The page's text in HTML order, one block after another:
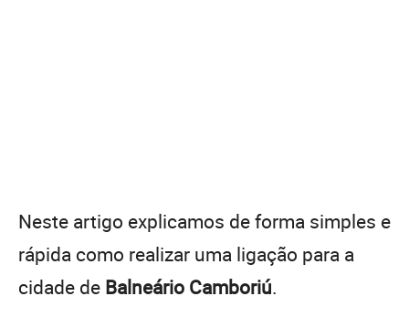
Neste artigo explicamos de forma simples e
rápida como realizar uma ligação para a
cidade de Balneário Camboriú.